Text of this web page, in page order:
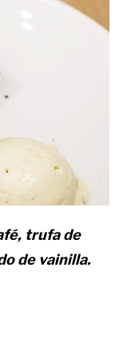
trufa de
de vainilla.